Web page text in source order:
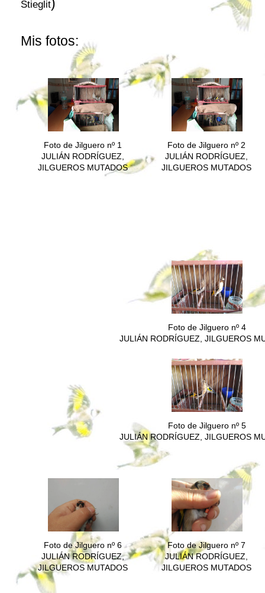
Stieglit
Mis fotos:
Foto de Jilguero nº 1
JULIÁN RODRÍGUEZ,
JILGUEROS MUTADOS
Foto de Jilguero nº 2
JULIÁN RODRÍGUEZ,
JILGUEROS MUTADOS
Foto de Jilguero nº 4
JULIÁN RODRÍGUEZ, JILGUEROS
Foto de Jilguero nº 5
JULIÁN RODRÍGUEZ, JILGUEROS
Foto de Jilguero nº 6
JULIÁN RODRÍGUEZ,
JILGUEROS MUTADOS
Foto de Jilguero nº 7
JULIÁN RODRÍGUEZ,
JILGUEROS MUTADOS